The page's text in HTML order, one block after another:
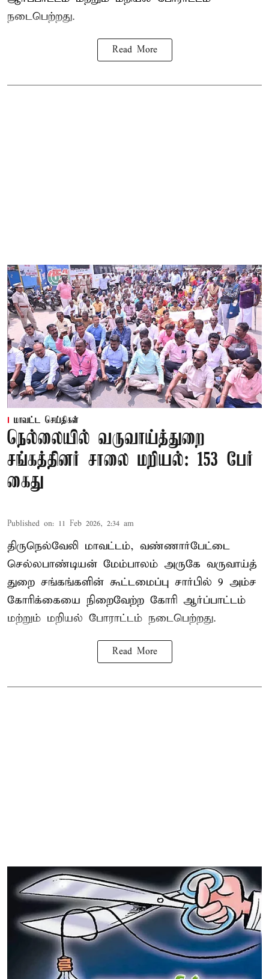
நடைபெற்றது.
Read More
மாவட்ட செய்திகள்
நெல்லையில் வருவாய்த்துறை
சங்கத்தினர் சாலை மறியல்: 153 பேர்
கைது
Published on: 11 Feb 2026, 2:34 am
திருநெல்வேலி மாவட்டம், வண்ணார்பேட்டை
செல்லபாண்டியன் மேம்பாலம் அருகே வருவாய்த்
துறை சங்கங்களின் கூட்டமைப்பு சார்பில் 9 அம்ச
கோரிக்கையை நிறைவேற்ற கோரி ஆர்ப்பாட்டம்
மற்றும் மறியல் போராட்டம் நடைபெற்றது.
Read More